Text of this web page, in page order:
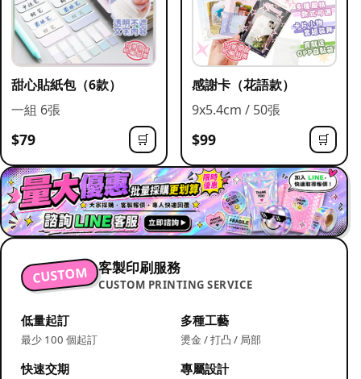
甜心貼紙包（6款）
一組 6張
$79 🛒
感謝卡（花語款）
9x5.4cm / 50張
$99 🛒
CUSTOM 客製印刷服務
CUSTOM PRINTING SERVICE
低量起訂
最少 100 個起訂
多種工藝
燙金 / 打凸 / 局部
快速交期 專屬設計